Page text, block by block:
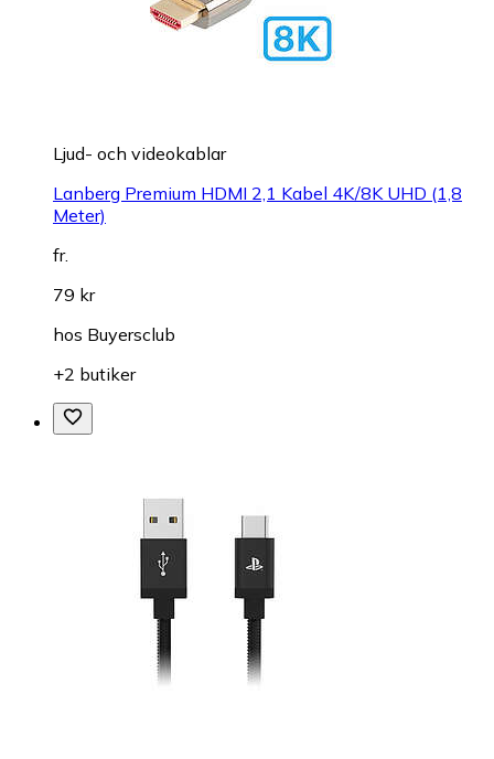
Ljud- och videokablar
Lanberg Premium HDMI 2,1 Kabel 4K/8K UHD (1,8
Meter)
fr.
79 kr
hos Buyersclub
+2 butiker